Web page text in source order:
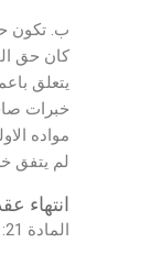
ب. تكون
كان حق
يتعلق
خبرات
مواده
لم يتفق
انتهاء
المادة 21: